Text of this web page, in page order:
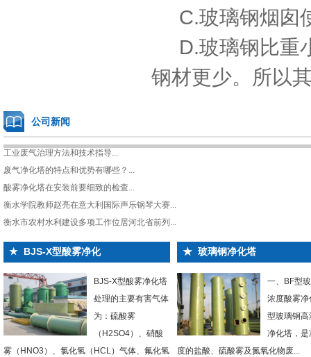
C.玻璃钢烟囱
D.玻璃钢比重
钢材更少。所以
公司新闻
工业废气治理方法和技术指导...
废气净化塔的特点和优势有哪些？...
酸雾净化塔在安装前要细致的检查...
衡水学院教师赵亮在意大利国际声乐钢琴大赛...
衡水市农村水利建设多项工作位居河北省前列...
★ BJS-X型酸雾净化
BJS-X型酸雾净化塔
处理的主要有害气体
为：硫酸雾
（H2SO4）、硝酸
雾（HNO3）、氯化氢（HCL）气体、氟化氢
★ 玻璃钢净化塔
一、BF型
浓度酸雾净
型玻璃钢高
净化塔，是
度的盐酸、硫酸雾及氮氧化物废...